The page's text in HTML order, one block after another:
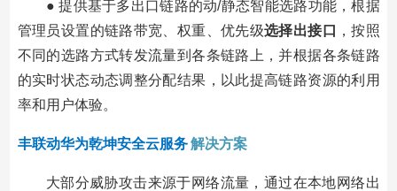
● 提供基于多出口链路的动/静态智能选路功能，根据
管理员设置的链路带宽、权重、优先级选择出接口
，按照
不同的选路方式转发流量到各条链路上，并根据各条链路
的实时状态动态调整分配结果，以此提高链路资源的利用
率和用户体验。
丰联动华为乾坤安全云服务解决方案
大部分威胁攻击来源于网络流量，通过在本地网络出